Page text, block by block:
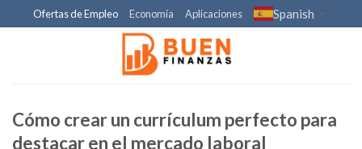
to
Ofertas de Empleo Economía Aplicaciones Spanish ▼
Cómo crear un currículum perfecto para
destacar en el mercado laboral